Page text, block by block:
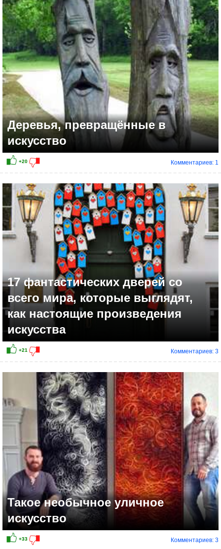
+22
Деревья, превращённые в
искусство
Комментариев: 1
17 фантастических дверей со
всего мира, которые выглядят,
как настоящие произведения
искусства
Комментариев: 3
Такое необычное уличное
искусство
Комментариев: 3